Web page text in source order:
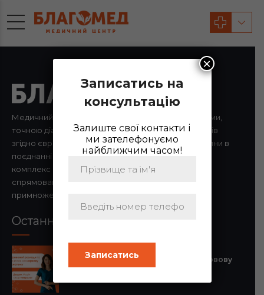
Медичний центр з висококваліфікованими лікарями,
точною діагностикою, призначенням медикаментів
згідно європейських стандартів доказової медицини в
поєднанні з ефективною фізіотерапією – повний
комплекс медичної допомоги високого рівня,
спрямований на повернення, збереження а
примноження здоров’я
Останні новини
Тривожні розлади та їх вплив на нервову
систему
Записатись на
консультацію
Залиште свої контакти і
ми зателефонуємо
найближчим часом!
×